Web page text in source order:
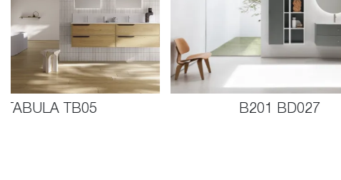
TABULA TB05 B201 BD027